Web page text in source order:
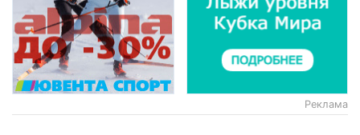
Реклама